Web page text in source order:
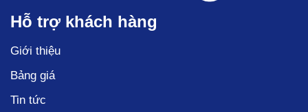
Hỗ trợ khách hàng
Giới thiệu
Bảng giá
Tin tức